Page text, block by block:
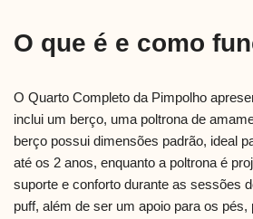
O que é e como
O Quarto Completo da Pimpolho
inclui um berço, uma poltrona de
berço possui dimensões padrão, ideal
até os 2 anos, enquanto a poltrona é
suporte e conforto durante as sessões
puff, além de ser um apoio para os